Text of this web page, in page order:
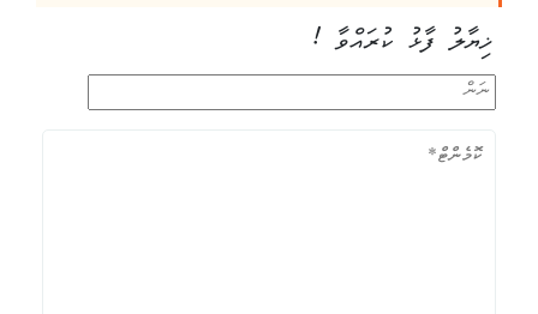
ޚިޔާލު ފާޅު ކުރައްވާ !